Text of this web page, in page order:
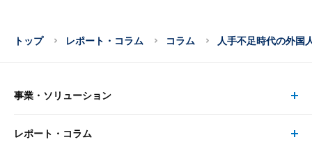
トップ レポート・コラム コラム 人手不足時代の外国
事業・ソリューション
事業・ソリューション トップ
レポート・コラム